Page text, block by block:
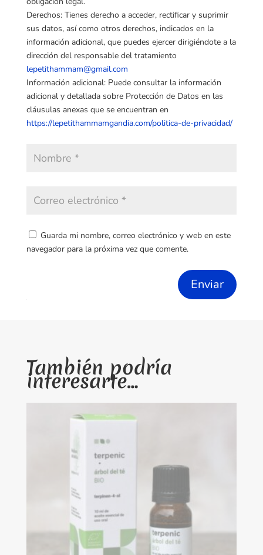
Derechos: Tienes derecho a acceder, rectificar y suprimir
sus datos, así como otros derechos, indicados en la
información adicional, que puedes ejercer dirigiéndote a la
dirección del responsable del tratamiento
lepetithammam@gmail.com
Información adicional: Puede consultar la información
adicional y detallada sobre Protección de Datos en las
cláusulas anexas que se encuentran en
https://lepetithammamgandia.com/politica-de-privacidad/
Guarda mi nombre, correo electrónico y web en este
navegador para la próxima vez que comente.
Enviar
También podría
interesarte…